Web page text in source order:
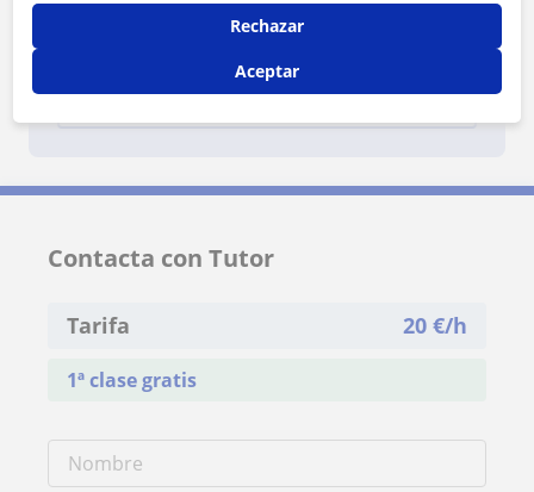
Datos verificados
Ver perfil
Contacta con Tutor
Tarifa 20 €/h
1ª clase gratis
Rechazar
Aceptar